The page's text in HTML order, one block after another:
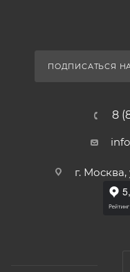
ПОДПИСАТЬСЯ
8
г. Москва,